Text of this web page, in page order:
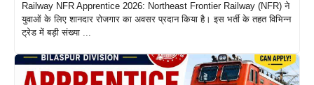
Railway NFR Apprentice 2026: Northeast Frontier Railway (NFR) ने
युवाओं के लिए शानदार रोजगार का अवसर प्रदान किया है। इस भर्ती के तहत विभिन्न
ट्रेड में बड़ी संख्या ...